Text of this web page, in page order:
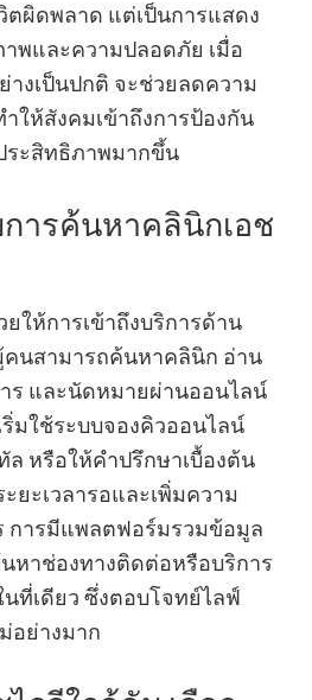
ผิดพลาด แต่เป็นการแสดง
พและความปลอดภัย เมื่อ
างเป็นปกติ จะช่วยลดความ
ให้สังคมเข้าถึงการป้องกัน
ระสิทธิภาพมากขึ้น
ารค้นหาคลินิกเอช
ให้การเข้าถึงบริการด้าน
นสามารถค้นหาคลินิก อ่าน
าร และนัดหมายผ่านออนไลน์
มใช้ระบบจองคิวออนไลน์
หรือให้คำปรึกษาเบื้องต้น
ยะเวลารอและเพิ่มความ
การมีแพลตฟอร์มรวมข้อมูล
หาช่องทางติดต่อหรือบริการ
ที่เดียว ซึ่งตอบโจทย์ไลฟ์
อย่างมาก